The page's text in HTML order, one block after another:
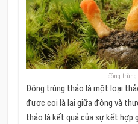
đông
Đông trùng thảo là một loại
được coi là lai giữa động và
thảo là kết quả của sự kết hợp